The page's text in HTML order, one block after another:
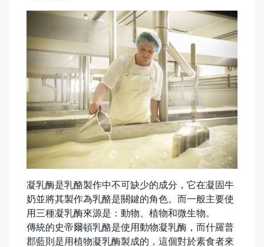
凝乳酶是乳酪製作中不可缺少的成分，它在凝固牛
奶並將其製作為乳酪是關鍵的角色。而一般主要使
用三種凝乳酶來源是：動物、植物和微生物。
傳統的史帝爾頓乳酪是使用動物凝乳酶，而什羅普
郡藍則是用植物凝乳酶製成的，這個對於素食者來